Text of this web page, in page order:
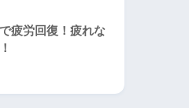
疲労回復！疲れな